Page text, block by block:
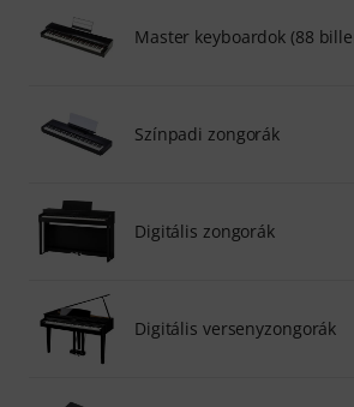
Master keyboardok (88
Színpadi zongorák
Digitális zongorák
Digitális versenyzongorák